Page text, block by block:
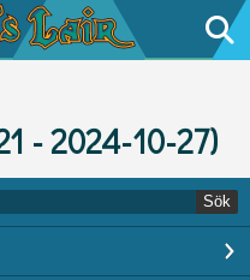
- 2024-10-27)
Sök